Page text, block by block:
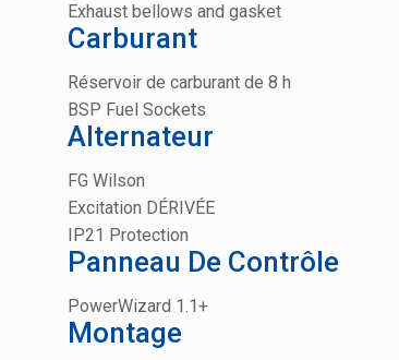
Exhaust bellows and gasket
Carburant
Réservoir de carburant de 8 h
BSP Fuel Sockets
Alternateur
FG Wilson
Excitation DÉRIVÉE
IP21 Protection
Panneau De Contrôle
PowerWizard 1.1+
Montage